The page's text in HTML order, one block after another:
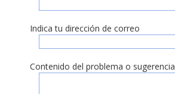
Indica tu dirección de correo
Contenido del problema o sugerencia